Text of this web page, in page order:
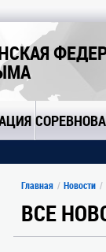
Главная Новости
ВСЕ